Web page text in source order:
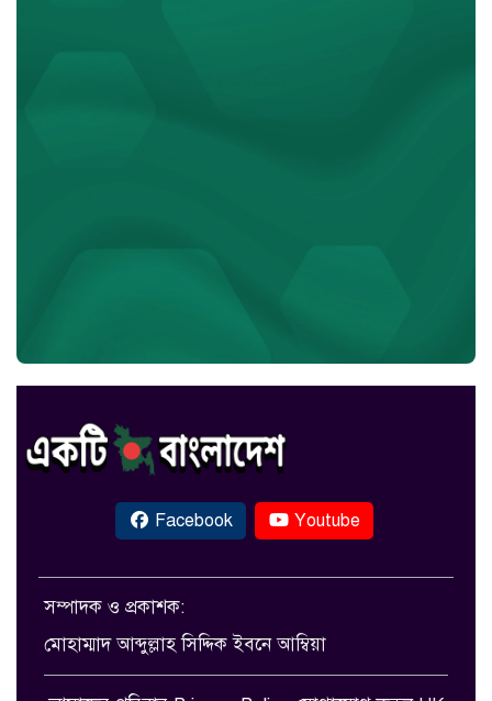
Facebook Youtube
সম্পাদক ও প্রকাশক:
মোহাম্মাদ আব্দুল্লাহ সিদ্দিক ইবনে আম্বিয়া